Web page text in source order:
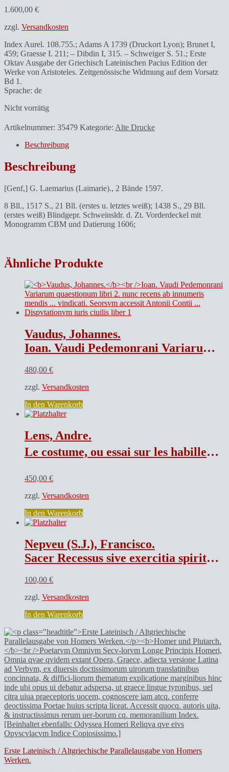
1.600,00 €
zzgl. Versandkosten
Index Aurel. 108.755.; Adams A 1739 (Druckort Lyon); Brunet I,
459; Graesse I. 211; – Dibdin I, 315. – Schweiger S. 51.; Erste
Oktav Ausgabe der Griechisch Lateinischen Pacius Edition der
Werke von Aristoteles. Zeitgenössische Widmung auf dem Vorsatz
Bd 1.
Sprache: de
Nicht vorrätig
Artikelnummer: 35479 Kategorie: Alte Drucke
Beschreibung
Beschreibung
[Genf,] G. Laemarius (Laimarie)., 2 Bände 1597.
8 Bll., 1517 S., 21 Bll. (erstes u. letztes weiß); 1438 S., 29 Bll.
(erstes weiß) Blindgepr. Schweinsldr. d. Zt. Vorderdeckel mit
Monogramm CBM und Datierung 1606;
Ähnliche Produkte
Vaudus, Johannes.
Ioan. Vaudi Pedemonrani Variarum quaestionum libri 2. nunc recens ab innumeris mendis … vindicati. Seorsvm accessit Antonii Contii … Dispvtationvm iuris ciuilis liber 1
480,00 €
zzgl. Versandkosten
In den Warenkorb
Lens, Andre.
Le costume, ou essai sur les habillements et les usages de plusiers peuples de l Antiquite, prouve par les monuments.
450,00 €
zzgl. Versandkosten
In den Warenkorb
Nepveu (S.J.), Francisco.
Sacer Recessus sive exercitia spiritualia as mentem & methodum S.P. Ignatii,
100,00 €
zzgl. Versandkosten
In den Warenkorb
Erste Lateinisch / Altgriechische Parallelausgabe von Homers
Werken.